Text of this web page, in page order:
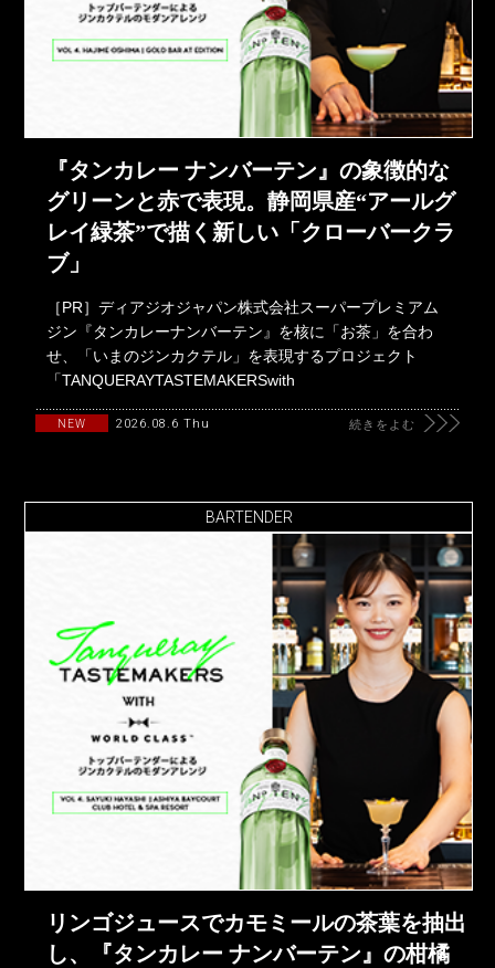
『タンカレー ナンバーテン』の象徴的な
グリーンと赤で表現。静岡県産“アールグ
レイ緑茶”で描く新しい「クローバークラ
ブ」
［PR］ディアジオジャパン株式会社スーパープレミアム
ジン『タンカレーナンバーテン』を核に「お茶」を合わ
せ、「いまのジンカクテル」を表現するプロジェクト
「TANQUERAYTASTEMAKERSwith
NEW 2026.08.6 Thu 続きをよむ
BARTENDER
リンゴジュースでカモミールの茶葉を抽出
し、『タンカレー ナンバーテン』の柑橘